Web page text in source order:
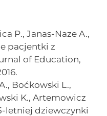
P., Janas-Naze A.,
pacjentki z
of Education,
Boćkowski L.,
K., Artemowicz
letniej dziewczynki